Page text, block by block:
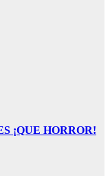
¡QUE HORROR!